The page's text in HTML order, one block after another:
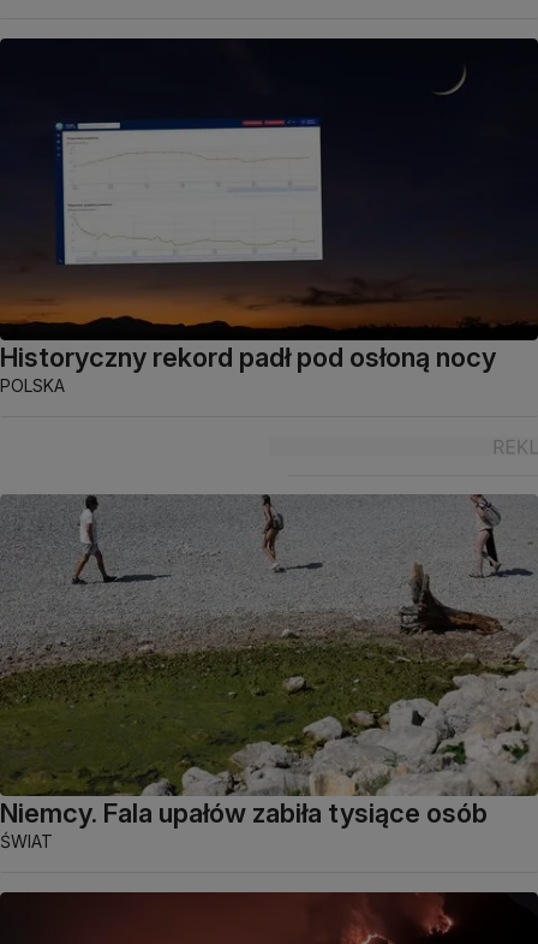
Historyczny rekord padł pod osłoną nocy
POLSKA
Niemcy. Fala upałów zabiła tysiące osób
ŚWIAT